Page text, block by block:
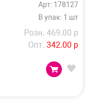
Арт: 178127
В упак: 1 шт
Розн. 469.00 р
Опт. 342.00 р